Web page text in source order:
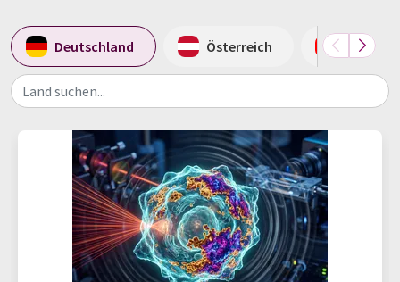
Deutschland Österreich Schweiz
Land suchen...